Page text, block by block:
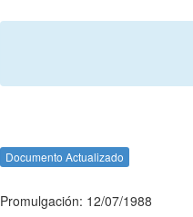
Documento Actualizado
Promulgación: 12/07/1988